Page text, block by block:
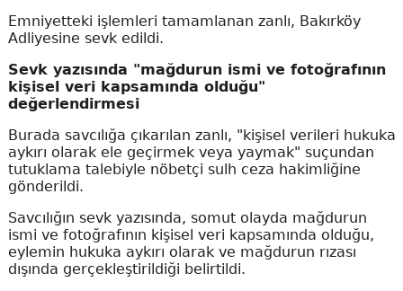
Emniyetteki işlemleri tamamlanan zanlı, Bakırköy
Adliyesine sevk edildi.
Sevk yazısında "mağdurun ismi ve fotoğrafının
kişisel veri kapsamında olduğu"
değerlendirmesi
Burada savcılığa çıkarılan zanlı, "kişisel verileri hukuka
aykırı olarak ele geçirmek veya yaymak" suçundan
tutuklama talebiyle nöbetçi sulh ceza hakimliğine
gönderildi.
Savcılığın sevk yazısında, somut olayda mağdurun
ismi ve fotoğrafının kişisel veri kapsamında olduğu,
eylemin hukuka aykırı olarak ve mağdurun rızası
dışında gerçekleştirildiği belirtildi.